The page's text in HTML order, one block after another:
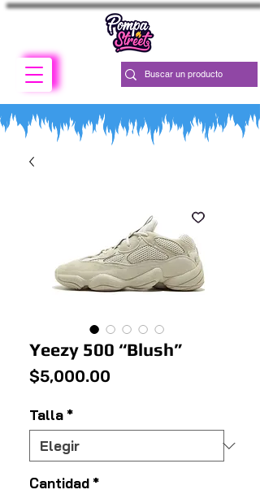
Yeezy 500 “Blush”
$5,000.00
Talla *
Cantidad *